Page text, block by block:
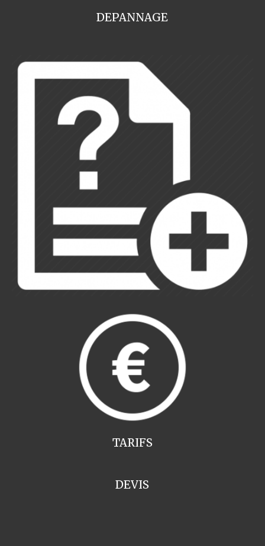
DEPANNAGE
TARIFS
DEVIS